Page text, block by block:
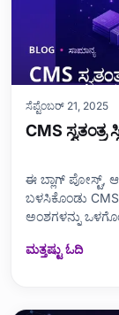
ಸೆಪ್ಟೆಂಬರ್ 21, 2025
CMS
ಈ ಬ್ಲಾಗ್ ಪೋಸ್ಟ್,
ಬಳಸಿಕೊಂಡು
ಅಂಶಗಳನ್ನು
ಎಂಬುದನ್ನು
ಮತ್ತಷ್ಟು ಓದಿ